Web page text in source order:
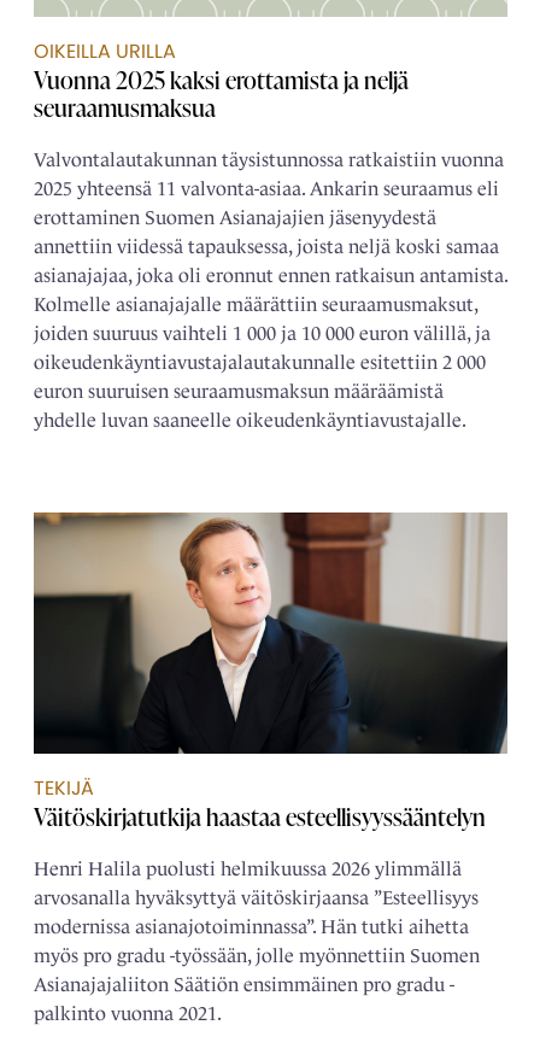
OIKEILLA URILLA
Vuonna 2025 kaksi erottamista ja neljä
seuraamusmaksua
Valvontalautakunnan täysistunnossa ratkaistiin vuonna
2025 yhteensä 11 valvonta-asiaa. Ankarin seuraamus eli
erottaminen Suomen Asianajajien jäsenyydestä
annettiin viidessä tapauksessa, joista neljä koski samaa
asianajajaa, joka oli eronnut ennen ratkaisun antamista.
Kolmelle asianajajalle määrättiin seuraamusmaksut,
joiden suuruus vaihteli 1 000 ja 10 000 euron välillä, ja
oikeudenkäyntiavustajalautakunnalle esitettiin 2 000
euron suuruisen seuraamusmaksun määräämistä
yhdelle luvan saaneelle oikeudenkäyntiavustajalle.
TEKIJÄ
Väitöskirjatutkija haastaa esteellisyyssääntelyn
Henri Halila puolusti helmikuussa 2026 ylimmällä
arvosanalla hyväksyttyä väitöskirjaansa ”Esteellisyys
modernissa asianajotoiminnassa”. Hän tutki aihetta
myös pro gradu -työssään, jolle myönnettiin Suomen
Asianajajaliiton Säätiön ensimmäinen pro gradu -
palkinto vuonna 2021.